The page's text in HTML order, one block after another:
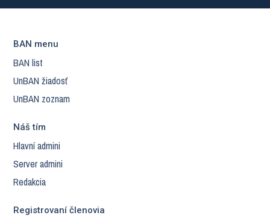
BAN menu
BAN list
UnBAN žiadosť
UnBAN zoznam
Náš tím
Hlavní admini
Server admini
Redakcia
Registrovaní členovia